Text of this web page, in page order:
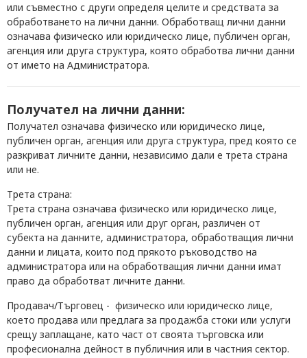
или съвместно с други определя целите и средствата за
обработването на лични данни. Обработващ лични данни
означава физическо или юридическо лице, публичен орган,
агенция или друга структура, която обработва лични данни
от името на Администратора.
Получател на лични данни:
Получател означава физическо или юридическо лице,
публичен орган, агенция или друга структура, пред която се
разкриват личните данни, независимо дали е трета страна
или не.
Трета страна:
Трета страна означава физическо или юридическо лице,
публичен орган, агенция или друг орган, различен от
субекта на данните, администратора, обработващия лични
данни и лицата, които под прякото ръководство на
администратора или на обработващия лични данни имат
право да обработват личните данни.
Продавач/Търговец - физическо или юридическо лице,
което продава или предлага за продажба стоки или услуги
срещу заплащане, като част от своята търговска или
професионална дейност в публичния или в частния сектор.